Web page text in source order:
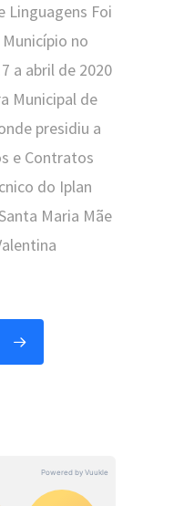
Linguagens Foi
no
a abril de 2020
Municipal de
presidiu a
e Contratos
do Iplan
Maria Mãe